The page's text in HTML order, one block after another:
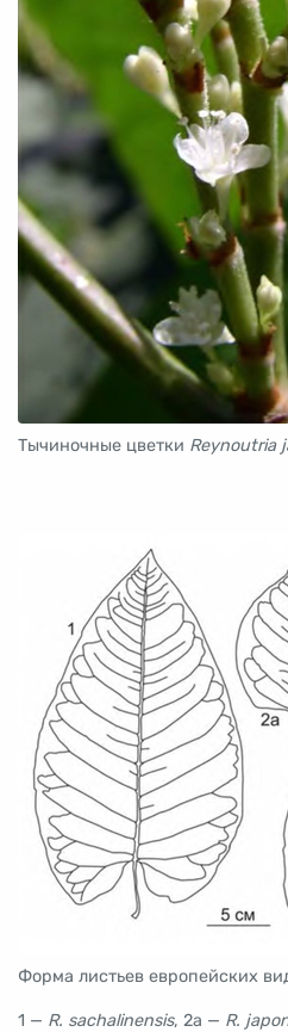
Тычиночные цветки Reynoutria
Форма листьев европейских
1 — R. sachalinensis, 2a — R.